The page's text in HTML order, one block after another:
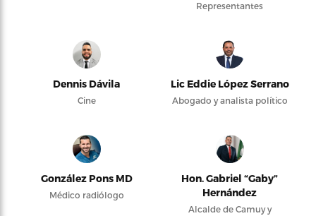
Representantes
Dennis Dávila
Cine
Lic Eddie López Serrano
Abogado y analista político
González Pons MD
Médico radiólogo
Hon. Gabriel “Gaby”
Hernández
Alcalde de Camuy y